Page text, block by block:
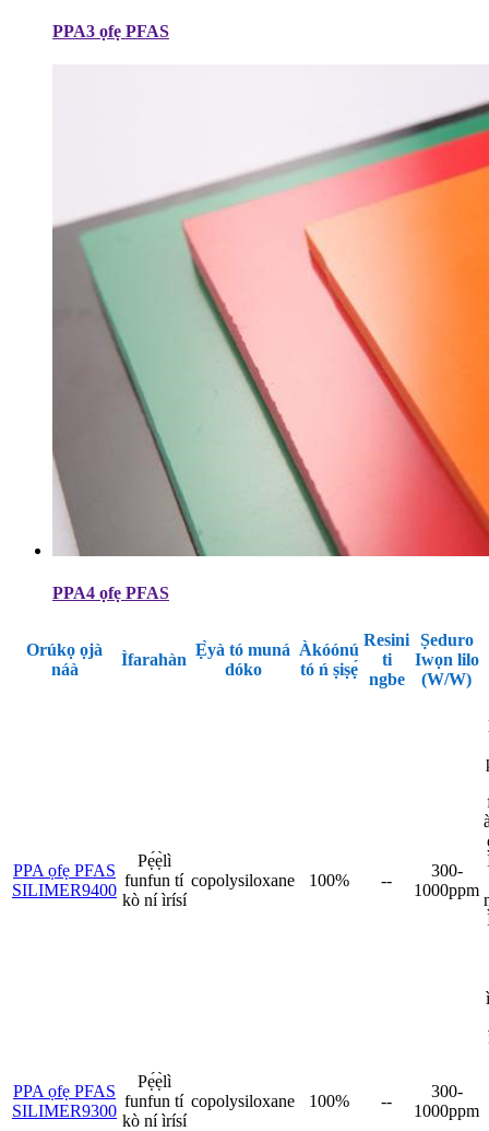
PPA3 ọfẹ PFAS
PPA4 ọfẹ PFAS
Orúkọ ọjà
náà
Ìfarahàn
Ẹ̀yà tó muná
dóko
Àkóónú
tó ń ṣiṣẹ́
Resini
ti
ngbe
Ṣeduro
Iwọn lilo
(W/W)
PPA ọfẹ PFAS
SILIMER9400
Pẹ́ẹ̀lì
funfun tí
kò ní ìrísí
copolysiloxane 100% --
300-
1000ppm
PPA ọfẹ PFAS
SILIMER9300
Pẹ́ẹ̀lì
funfun tí
kò ní ìrísí
copolysiloxane 100% --
300-
1000ppm